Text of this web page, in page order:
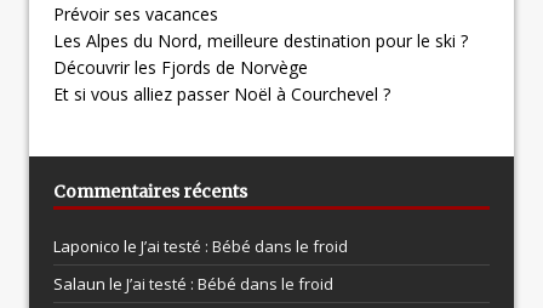
Prévoir ses vacances
Les Alpes du Nord, meilleure destination pour le ski ?
Découvrir les Fjords de Norvège
Et si vous alliez passer Noël à Courchevel ?
Commentaires récents
Laponico le J’ai testé : Bébé dans le froid
Salaun le J’ai testé : Bébé dans le froid